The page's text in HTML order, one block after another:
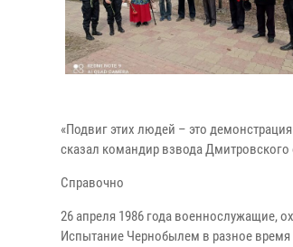
«Подвиг этих людей – это
сказал командир взвода
Справочно
26 апреля 1986 года военнослужащие,
Испытание Чернобылем в разное